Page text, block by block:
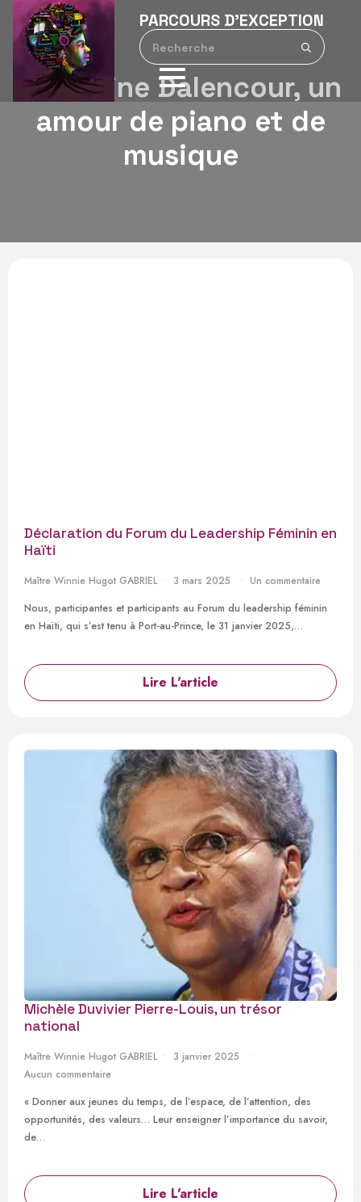
PARCOURS D’EXCEPTION
Search
for:
Micheline Dalencour, un
amour de piano et de
musique
Déclaration du Forum du Leadership Féminin en
Haïti
Maître Winnie Hugot GABRIEL 3 mars 2025
Un commentaire
Nous, participantes et participants au Forum du leadership féminin
en Haïti, qui s’est tenu à Port-au-Prince, le 31 janvier 2025,…
Lire L'article
Michèle Duvivier Pierre-Louis, un trésor
national
Maître Winnie Hugot GABRIEL
3 janvier 2025
Aucun commentaire
« Donner aux jeunes du temps, de l’espace, de l’attention, des
opportunités, des valeurs… Leur enseigner l’importance du savoir,
de…
Lire L'article